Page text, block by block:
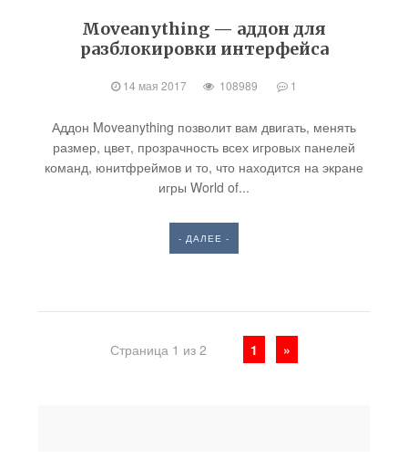
Moveanything — аддон для
разблокировки интерфейса
14 мая 2017 108989 1
Аддон Moveanything позволит вам двигать, менять
размер, цвет, прозрачность всех игровых панелей
команд, юнитфреймов и то, что находится на экране
игры World of...
- ДАЛЕЕ -
Страница 1 из 2 1 »